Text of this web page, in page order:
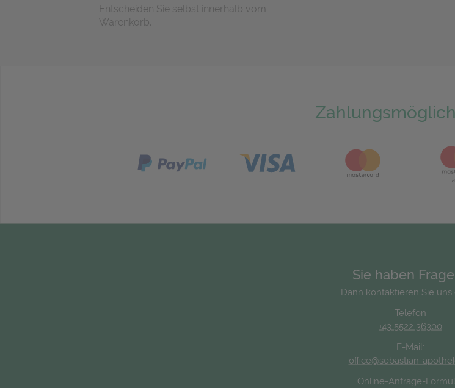
Entscheiden Sie selbst innerhalb vom
Warenkorb.
Sie haben
Dann kontaktieren Sie uns
Telefon
+43 5522 36300
E-Mail:
office@sebastian-
Online-Anfrage-